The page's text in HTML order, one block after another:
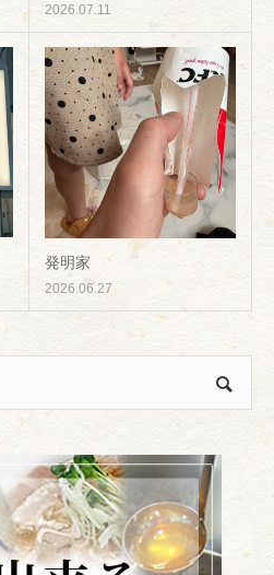
2026.07.11
発明家
2026.06.27